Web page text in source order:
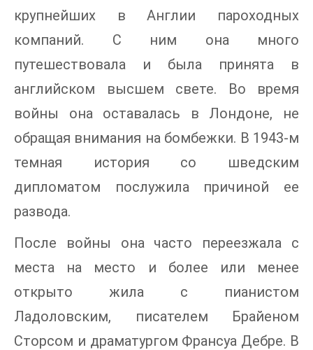
крупнейших в Англии пароходных
компаний. С ним она много
путешествовала и была принята в
английском высшем свете. Во время
войны она оставалась в Лондоне, не
обращая внимания на бомбежки. В 1943-м
темная история со шведским
дипломатом послужила причиной ее
развода.
После войны она часто переезжала с
места на место и более или менее
открыто жила с пианистом
Ладоловским, писателем Брайеном
Сторсом и драматургом Франсуа Дебре. В